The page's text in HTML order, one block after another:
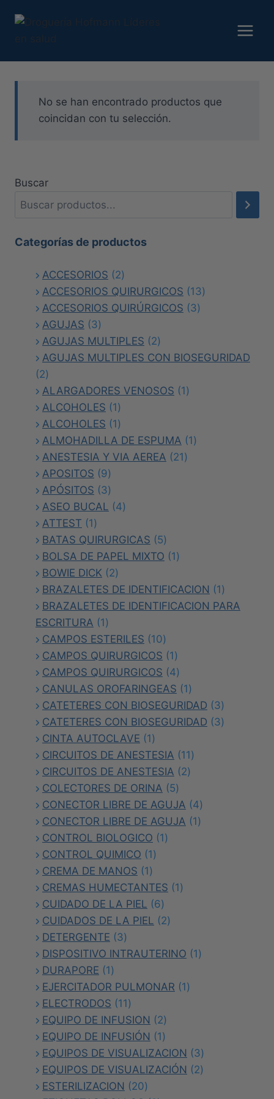
No se han encontrado productos que
coincidan con tu selección.
Buscar
Categorías de productos
ACCESORIOS 22
productos
ACCESORIOS QUIRURGICOS 1313
ACCESORIOS QUIRÚRGICOS 33
AGUJAS 33
productos
AGUJAS MULTIPLES 22
productos
AGUJAS MULTIPLES CON BIOSEGURIDAD
22
productos
ALARGADORES VENOSOS 11
ALCOHOLES 11
producto
ALCOHOLES 11
producto
ALMOHADILLA DE ESPUMA 11
ANESTESIA Y VIA AEREA 2121
APOSITOS 99
productos
APÓSITOS 33
productos
ASEO BUCAL 44
ATTEST 11
producto
BATAS QUIRURGICAS 55
productos
BOLSA DE PAPEL MIXTO 11
BOWIE DICK 22
productos
BRAZALETES DE IDENTIFICACION 11
producto
BRAZALETES DE IDENTIFICACION PARA
ESCRITURA
11
producto
CAMPOS ESTERILES 1010
productos
CAMPOS QUIRURGICOS 11
producto
CAMPOS QUIRURGICOS 44
productos
CANULAS OROFARINGEAS 11
producto
CATETERES CON BIOSEGURIDAD 33
productos
CATETERES CON BIOSEGURIDAD 33
CINTA AUTOCLAVE 11
producto
CIRCUITOS DE ANESTESIA 1111
CIRCUITOS DE ANESTESIA 22
COLECTORES DE ORINA 55
productos
CONECTOR LIBRE DE AGUJA 44
productos
CONECTOR LIBRE DE AGUJA 11
CONTROL BIOLOGICO 11
CONTROL QUIMICO 11
CREMA DE MANOS 11
producto
CREMAS HUMECTANTES 11
CUIDADO DE LA PIEL 66
productos
CUIDADOS DE LA PIEL 22
DETERGENTE 33
productos
DISPOSITIVO INTRAUTERINO 11
DURAPORE 11
producto
EJERCITADOR PULMONAR 11
ELECTRODOS 1111
productos
EQUIPO DE INFUSION 22
productos
EQUIPO DE INFUSIÓN 11
producto
EQUIPOS DE VISUALIZACION 33
productos
EQUIPOS DE VISUALIZACIÓN 22
ESTERILIZACION 2020